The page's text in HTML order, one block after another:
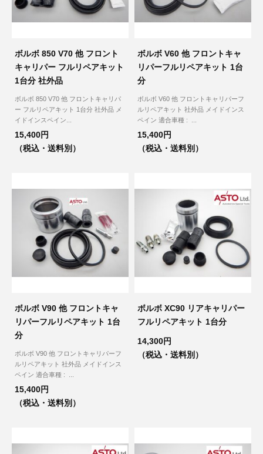
ボルボ 850 V70 他 フロント
キャリパー フルリペアキット
1台分 社外品
ボルボ 850 V70 他 フロントキャリパ
ー フルリペアキット 1台分 社外品 メ
イドインスペイン...
15,400円
（税込・送料別）
ボルボ V60 他 フロントキャ
リパーフルリペアキット 1台
分
ボルボ V60 他 フロントキャリパーフ
ルリペアキット 社外品 メイドインス
ペイン 適合車種 : ...
15,400円
（税込・送料別）
ボルボ V90 他 フロントキャ
リパーフルリペアキット 1台
分
ボルボ V90 他 フロントキャリパーフ
ルリペアキット 社外品 メイドインス
ペイン 適合車種 : ...
15,400円
（税込・送料別）
ボルボ XC90 リアキャリパー
フルリペアキット 1台分
14,300円
（税込・送料別）